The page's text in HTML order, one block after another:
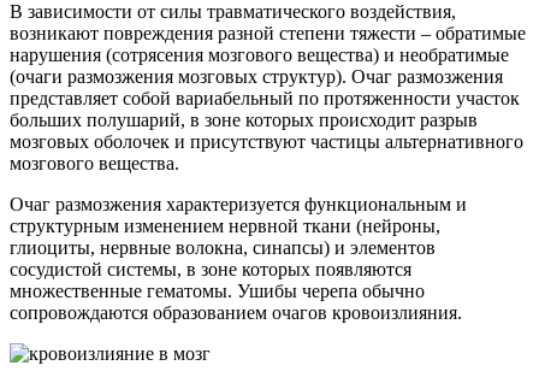
В зависимости от силы травматического воздействия,
возникают повреждения разной степени тяжести – обратимые
нарушения (сотрясения мозгового вещества) и необратимые
(очаги размозжения мозговых структур). Очаг размозжения
представляет собой вариабельный по протяженности участок
больших полушарий, в зоне которых происходит разрыв
мозговых оболочек и присутствуют частицы альтернативного
мозгового вещества.
Очаг размозжения характеризуется функциональным и
структурным изменением нервной ткани (нейроны,
глиоциты, нервные волокна, синапсы) и элементов
сосудистой системы, в зоне которых появляются
множественные гематомы. Ушибы черепа обычно
сопровождаются образованием очагов кровоизлияния.